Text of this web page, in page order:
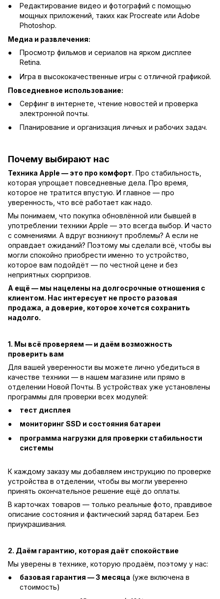
Редактирование видео и фотографий с помощью
мощных приложений, таких как Procreate или Adobe
Photoshop.
Медиа и развлечения:
Просмотр фильмов и сериалов на ярком дисплее
Retina.
Игра в высококачественные игры с отличной графикой.
Повседневное использование:
Серфинг в интернете, чтение новостей и проверка
электронной почты.
Планирование и организация личных и рабочих задач.
Почему выбирают нас
Техника Apple — это про комфорт. Про стабильность,
которая упрощает повседневные дела. Про время,
которое не тратится впустую. И главное — про
уверенность, что всё работает как надо.
Мы понимаем, что покупка обновлённой или бывшей в
употреблении техники Apple — это всегда выбор. И часто
с сомнениями. А вдруг возникнут проблемы? А если не
оправдает ожиданий? Поэтому мы сделали всё, чтобы вы
могли спокойно приобрести именно то устройство,
которое вам подойдёт — по честной цене и без
неприятных сюрпризов.
А ещё — мы нацелены на долгосрочные отношения с
клиентом. Нас интересует не просто разовая
продажа, а доверие, которое хочется сохранить
надолго.
1. Мы всё проверяем — и даём возможность
проверить вам
Для вашей уверенности вы можете лично убедиться в
качестве техники — в нашем магазине или прямо в
отделении Новой Почты. В устройствах уже установлены
программы для проверки всех модулей:
тест дисплея
мониторинг SSD и состояния батареи
программа нагрузки для проверки стабильности
системы
К каждому заказу мы добавляем инструкцию по проверке
устройства в отделении, чтобы вы могли уверенно
принять окончательное решение ещё до оплаты.
В карточках товаров — только реальные фото, правдивое
описание состояния и фактический заряд батареи. Без
приукрашивания.
2. Даём гарантию, которая даёт спокойствие
Мы уверены в технике, которую продаём, поэтому у нас:
базовая гарантия — 3 месяца (уже включена в
стоимость)